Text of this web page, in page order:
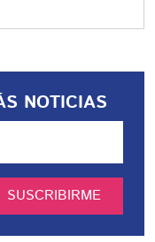
NOTICIAS
SUSCRIBIRME